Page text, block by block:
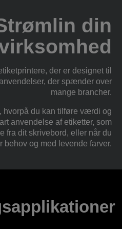
din
der er designet til
der spænder over
mange brancher.
hvorpå du kan tilføre værdi og
anvendelse af etiketter, som
fra dit skrivebord, eller når du
behov og med levende farver.